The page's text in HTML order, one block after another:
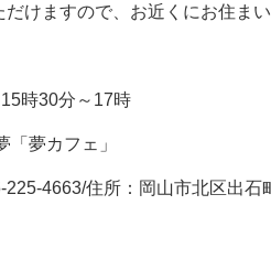
けますので、お近くにお住ま
時30分～17時
「夢カフェ」
225-4663/住所：岡山市北区出石